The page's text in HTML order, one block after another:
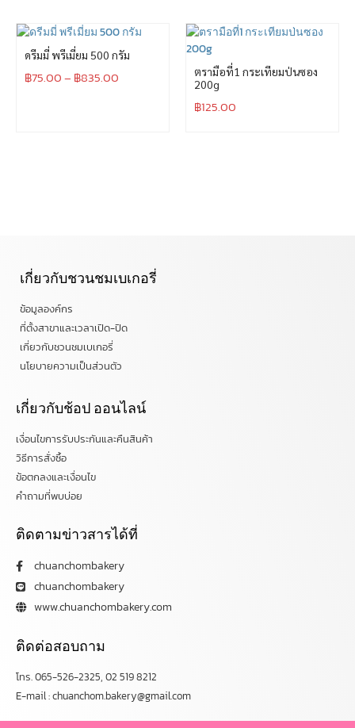
ดรีมมี่ พรีเมี่ยม 500 กรัม
฿75.00– ฿835.00
ตรามือที่1 กระเทียมป่นซอง
200g
฿125.00
เกี่ยวกับชวนชมเบเกอรี่
ข้อมูลองค์กร
ที่ตั้งสาขาและเวลาเปิด-ปิด
เกี่ยวกับชวนชมเบเกอรี่
นโยบายความเป็นส่วนตัว
เกี่ยวกับช้อป ออนไลน์
เงื่อนไขการรับประกันและคืนสินค้า
วิธีการสั่งซื้อ
ข้อตกลงและเงื่อนไข
คำถามที่พบบ่อย
ติดตามข่าวสารได้ที่
chuanchombakery
chuanchombakery
www.chuanchombakery.com
ติดต่อสอบถาม
โทร. 065-526-2325, 02 519 8212
E-mail : chuanchom.bakery@gmail.com